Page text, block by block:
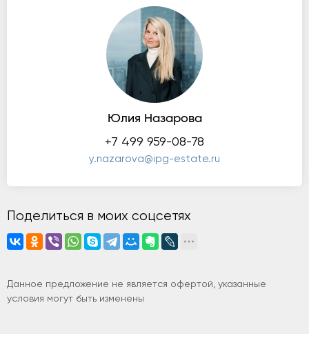
Юлия Назарова
+7 499 959-08-78
y.nazarova@ipg-estate.ru
Поделиться в моих соцсетях
Данное предложение не является офертой, указанные
условия могут быть изменены